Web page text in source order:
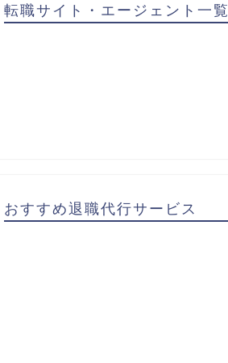
転職サイト・エージェント一覧
おすすめ退職代行サービス